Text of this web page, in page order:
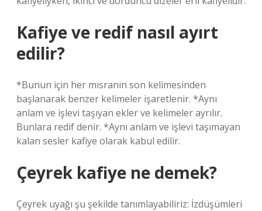
Kafiye ve redif nasıl ayırt
edilir?
*Bunun için her mısranın son kelimesinden
başlanarak benzer kelimeler işaretlenir. *Aynı
anlam ve işlevi taşıyan ekler ve kelimeler ayrılır.
Bunlara redif denir. *Aynı anlam ve işlevi taşımayan
kalan sesler kafiye olarak kabul edilir.
Çeyrek kafiye ne demek?
Çeyrek uyağı şu şekilde tanımlayabiliriz: İzdüşümleri